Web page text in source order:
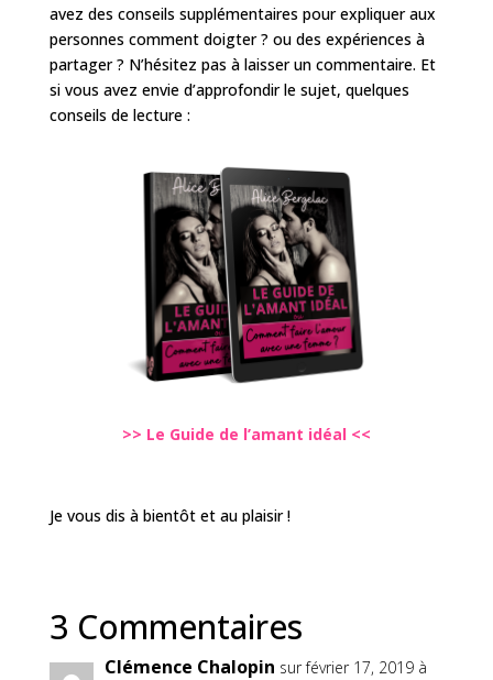
avez des conseils supplémentaires pour expliquer aux
personnes comment doigter ? ou des expériences à
partager ? N’hésitez pas à laisser un commentaire. Et
si vous avez envie d’approfondir le sujet, quelques
conseils de lecture :
>> Le Guide de l’amant idéal <<
Je vous dis à bientôt et au plaisir !
3 Commentaires
Clémence Chalopin sur février 17, 2019 à